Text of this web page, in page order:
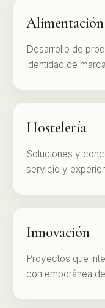
Alimentación
Desarrollo de
identidad de
Hostelería
Soluciones y
servicio y
Innovación
Proyectos que
contemporánea